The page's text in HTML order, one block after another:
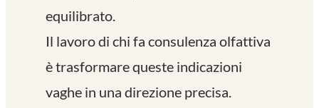
equilibrato.
Il lavoro di chi fa consulenza olfattiva
è trasformare queste indicazioni
vaghe in una direzione precisa.